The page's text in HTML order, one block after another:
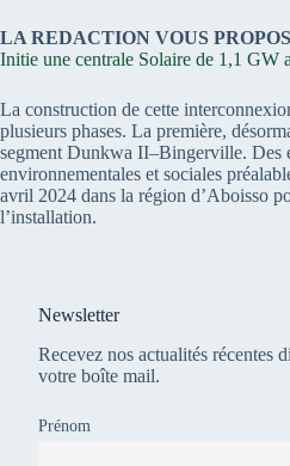
LA REDACTION VOUS
Initie une centrale Solaire de 1,1 GW
La construction de cette
plusieurs phases. La première,
segment Dunkwa II–Bingerville. Des
environnementales et sociales
avril 2024 dans la région d’Aboisso
l’installation.
Newsletter
Recevez nos actualités récentes
votre boîte mail.
Prénom